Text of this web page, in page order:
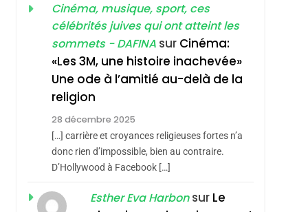
Accords D’Isaac:
L’alliance Pourrait
S’étendre À 13 Pays
D’Amérique Latine
ISRAÉL JUDAISME
5
Meurtrière Selon Le
Rapport D’ADL
Contre
L’antisémitisme
FRANCE ISRAÉL
FIÈRE, DIGNE ET
RÉSILIENTE :
Cinéma, musique, sport, ces
célébrités juives qui ont atteint les
sommets - DAFINA sur Cinéma:
«Les 3M, une histoire inachevée»
Une ode à l’amitié au-delà de la
religion
28 décembre 2025
[…] carrière et croyances religieuses fortes n’a
donc rien d’impossible, bien au contraire.
D’Hollywood à Facebook […]
Esther Eva Harbonsur Le